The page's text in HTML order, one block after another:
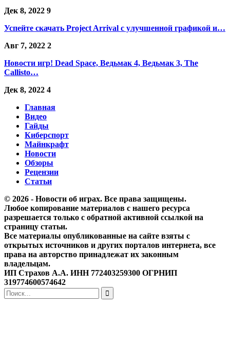
Дек 8, 2022 9
Успейте скачать Project Arrival с улучшенной графикой и…
Авг 7, 2022 2
Новости игр! Dead Space, Ведьмак 4, Ведьмак 3, The
Callisto…
Дек 8, 2022 4
Главная
Видео
Гайды
Киберспорт
Майнкрафт
Новости
Обзоры
Рецензии
Статьи
© 2026 - Новости об играх. Все права защищены.
Любое копирование материалов с нашего ресурса
разрешается только с обратной активной ссылкой на
страницу статьи.
Все материалы опубликованные на сайте взяты с
открытых источников и других порталов интернета, все
права на авторство принадлежат их законным
владельцам.
ИП Страхов А.А. ИНН 772403259300 ОГРНИП
319774600574642